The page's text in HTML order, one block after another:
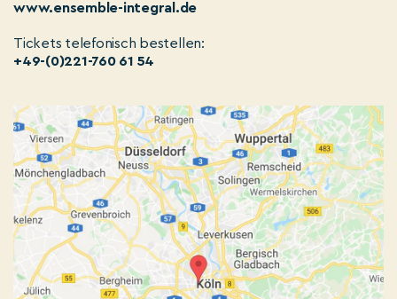
www.ensemble-integral.de
Tickets telefonisch bestellen:
+49-(0)221-760 61 54